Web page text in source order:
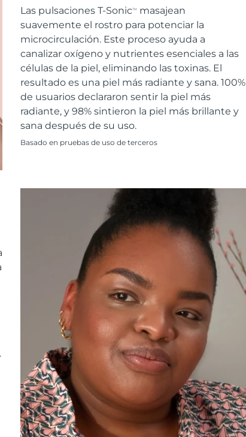
Las pulsaciones T-SonicTM
masajean
suavemente el rostro para potenciar la
microcirculación. Este proceso ayuda a
canalizar oxígeno y nutrientes esenciales a las
células de la piel, eliminando las toxinas. El
resultado es una piel más radiante y sana. 100%
de usuarios declararon sentir la piel más
radiante, y 98% sintieron la piel más brillante y
sana después de su uso.
Basado en pruebas de uso de terceros